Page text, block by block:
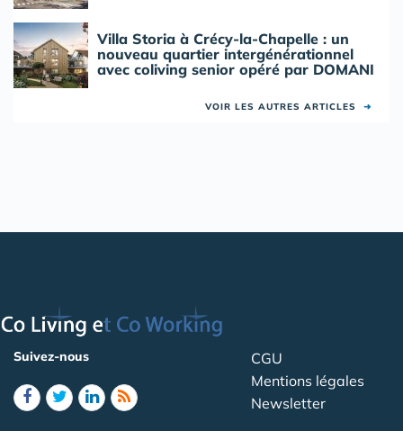
Villa Storia à Crécy-la-Chapelle : un
nouveau quartier intergénérationnel
avec coliving senior opéré par DOMANI
VOIR LES AUTRES ARTICLES ➜
Suivez-nous
CGU
Mentions légales
Newsletter